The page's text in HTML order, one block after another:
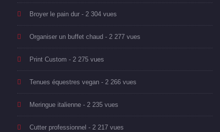
Broyer le pain dur - 2 304 vues
Organiser un buffet chaud - 2 277 vues
Print Custom - 2 275 vues
Tenues équestres vegan - 2 266 vues
Meringue italienne - 2 235 vues
Cutter professionnel - 2 217 vues